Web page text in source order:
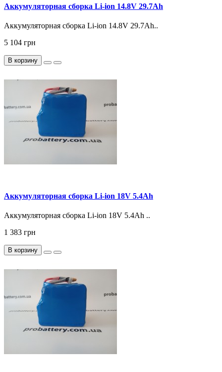
Аккумуляторная сборка Li-ion 14.8V 29.7Ah
Аккумуляторная сборка Li-ion 14.8V 29.7Ah..
5 104 грн
В корзину
Аккумуляторная сборка Li-ion 18V 5.4Ah
Аккумуляторная сборка Li-ion 18V 5.4Ah ..
1 383 грн
В корзину